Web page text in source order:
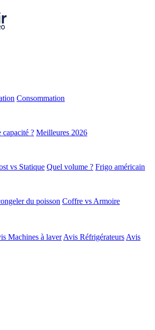
Consommation
capacité ? Meilleures 2026
vs Statique Quel volume ? Frigo américain
du poisson Coffre vs Armoire
Machines à laver Avis Réfrigérateurs Avis